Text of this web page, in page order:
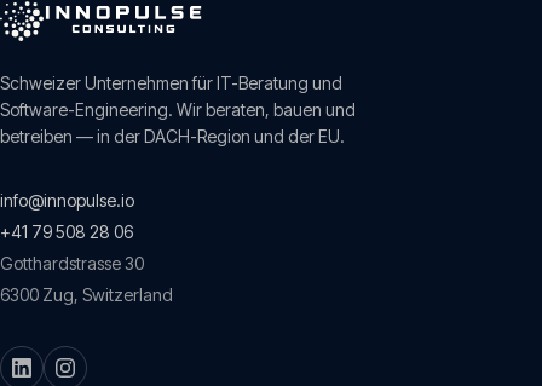
Schweizer Unternehmen für IT-Beratung und
Software-Engineering. Wir beraten, bauen und
betreiben — in der DACH-Region und der EU.
info@innopulse.io
+41 79 508 28 06
Gotthardstrasse 30
6300 Zug, Switzerland